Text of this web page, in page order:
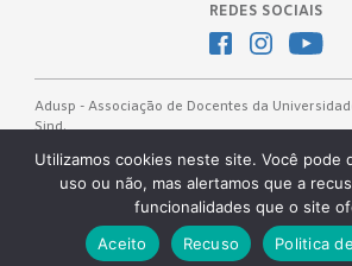
REDES SOCIAIS
Adusp - Associação de Docentes da
Sind.
Av. Prof. Almeida Prado, 1366 - São Paulo, SP -
Telefones: (11) 3091-4465 / 66 ● (11) 3813-
(11) 3814-1715 ● (11) 3032-5950
Desenvolvido pelaOKN Group.
Utilizamos cookies neste site. Você pode
uso ou não, mas alertamos que a
funcionalidades que o site
Aceito
Recuso Politica